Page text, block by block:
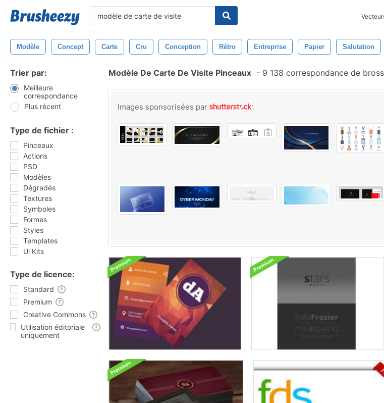
Modèle Concept Carte Cru Conception Rétro Entreprise Papier Salutation
Trier par:
Meilleure
correspondance
Plus récent
Type de fichier :
Pinceaux
Actions
PSD
Modèles
Dégradés
Textures
Symboles
Formes
Styles
Templates
Ui Kits
Type de licence:
Standard
Premium
Creative Commons
Utilisation éditoriale
uniquement
Modèle De Carte De Visite Pinceaux - 9 138 correspondance de
Images sponsorisées par